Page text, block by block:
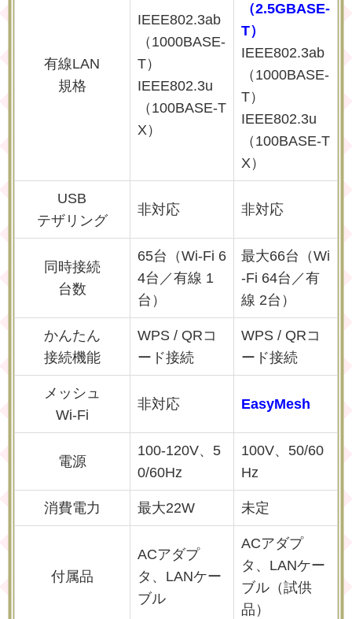
有線LAN
規格
IEEE802.3ab
（1000BASE-
T）
IEEE802.3u
（100BASE-T
X）
（2.5GBASE-
T）
IEEE802.3ab
（1000BASE-
T）
IEEE802.3u
（100BASE-T
X）
USB
テザリング
非対応 非対応
同時接続
台数
65台（Wi-Fi 6
4台／有線 1
台）
最大66台（Wi
-Fi 64台／有
線 2台）
かんたん
接続機能
WPS / QRコ
ード接続
WPS / QRコ
ード接続
メッシュ
Wi-Fi
非対応 EasyMesh
電源
100-120V、5
0/60Hz
100V、50/60
Hz
消費電力 最大22W 未定
付属品
ACアダプ
タ、LANケー
ブル
ACアダプ
タ、LANケー
ブル（試供
品）